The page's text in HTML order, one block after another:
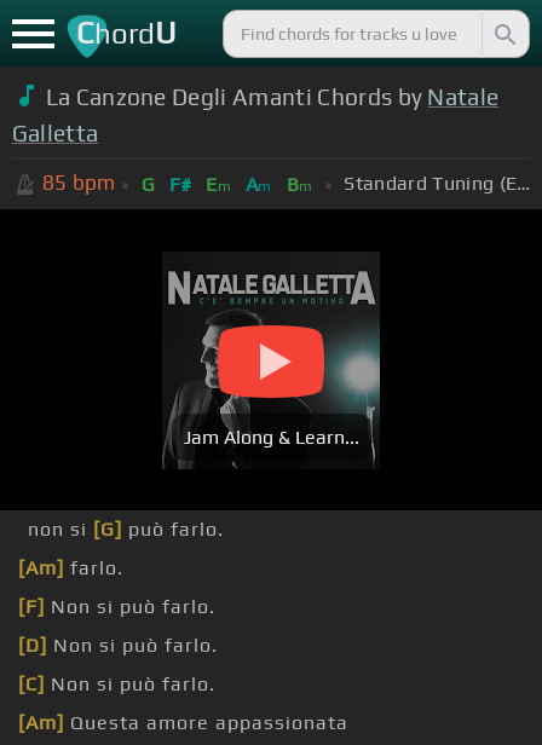
ChordU
La Canzone Degli Amanti Chords by Natale
Galletta
85 bpm G F# Em Am Bm Standard Tuning (EADGBE)
Jam Along & Learn...
non si [G] può farlo.
[Am] farlo.
[F] Non si può farlo.
[D] Non si può farlo.
[C] Non si può farlo.
[Am] Questa amore appassionata